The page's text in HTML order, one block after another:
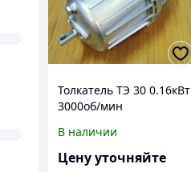
Толкатель ТЭ 30 0.16кВт
3000об/мин
В наличии
Цену уточняйте